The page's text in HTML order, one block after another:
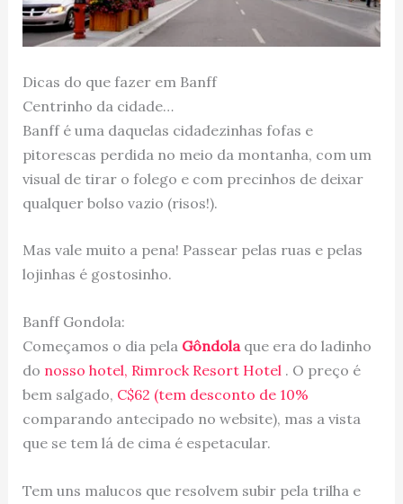
Dicas do que fazer em Banff
Centrinho da cidade…
Banff é uma daquelas cidadezinhas fofas e
pitorescas perdida no meio da montanha, com um
visual de tirar o folego e com precinhos de deixar
qualquer bolso vazio (risos!).
Mas vale muito a pena! Passear pelas ruas e pelas
lojinhas é gostosinho.
Banff Gondola:
Começamos o dia pela Gôndolaque era do ladinho
do nosso hotel, Rimrock Resort Hotel . O preço é
bem salgado, C$62 (tem desconto de 10%
comparando antecipado no website), mas a vista
que se tem lá de cima é espetacular.
Tem uns malucos que resolvem subir pela trilha e